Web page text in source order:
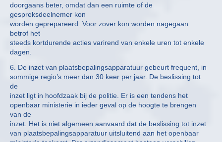
doorgaans beter, omdat dan een ruimte of de
gespreksdeelnemer kon
worden geprepareerd. Voor zover kon worden nagegaan
betrof het
steeds kortdurende acties varirend van enkele uren tot enkele
dagen.
6. De inzet van plaatsbepalingsapparatuur gebeurt frequent, in
sommige regio’s meer dan 30 keer per jaar. De beslissing tot
de
inzet ligt in hoofdzaak bij de politie. Er is een tendens het
openbaar ministerie in ieder geval op de hoogte te brengen
van de
inzet. Het is niet algemeen aanvaard dat de beslissing tot inzet
van plaatsbepalingsapparatuur uitsluitend aan het openbaar